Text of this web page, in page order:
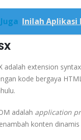
Inilah Aplikasi
adalah extension
kode bergaya
adalah application
konten